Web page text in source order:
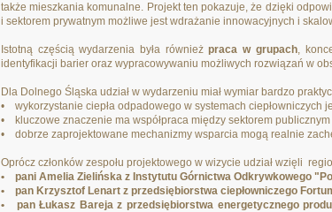
także mieszkania komunalne. Projekt ten pokazuje, że dzięki
i sektorem prywatnym możliwe jest wdrażanie innowacyjnych i
Istotną częścią wydarzenia była równieżpraca w grupach,
identyfikacji barier oraz wypracowywaniu możliwych rozwiązań w
Dla Dolnego Śląska udział w wydarzeniu miał wymiar bardzo
• wykorzystanie ciepła odpadowego w systemach ciepłowniczych
• kluczowe znaczenie ma współpraca między sektorem
• dobrze zaprojektowane mechanizmy wsparcia mogą realnie
Oprócz członków zespołu projektowego w wizycie udział wzięli
• pani Amelia Zielińska z Instytutu Górnictwa Odkrywkowego
• pan Krzysztof Lenart z przedsiębiorstwa ciepłowniczego
• pan Łukasz Bareja z przedsiębiorstwa energetycznego